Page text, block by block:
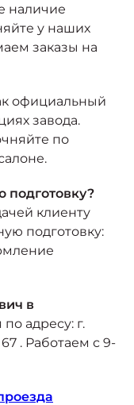
наличие
у наших
заказы на
официальный
завода.
по
клиенту
подготовку:
в
адресу: г.
. Работаем с 9-